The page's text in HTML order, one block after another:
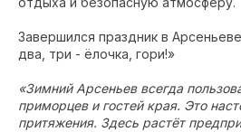
Завершился праздник в
два, три - ёлочка, гори!»
«Зимний Арсеньев всегда
приморцев и гостей края. Это
притяжения. Здесь растёт